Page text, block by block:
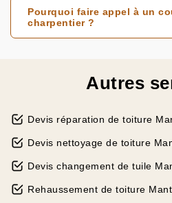
Pourquoi faire appel à un
charpentier ?
Autres
Devis réparation de toiture
Devis nettoyage de toiture
Devis changement de tuile
Rehaussement de toiture